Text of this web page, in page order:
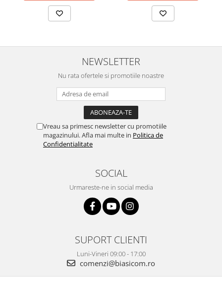
Placi de indreptat parul
accesori inghetata
Aparate de facut inghetata
TV, Electronice & Gaming
Accesorii & Periferice
Baterii si acumulatori
Aparate foto & accesorii
NEWSLETTER
Nu rata ofertele si promotiile noastre
Vreau sa primesc newsletter cu promotiile
magazinului. Afla mai multe in Politica de
Confidentialitate
SOCIAL
Urmareste-ne in social media
SUPORT CLIENTI
Luni-Vineri 09:00 - 17:00
comenzi@biasicom.ro